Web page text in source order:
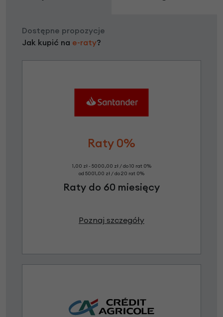
Dostępne propozycje
Jak kupić na e-raty?
Raty 0%
1,00 zł - 5000,00 zł / do 10 rat 0%
od 5001,00 zł / do 20 rat 0%
Raty do 60 miesięcy
Poznaj szczegóły